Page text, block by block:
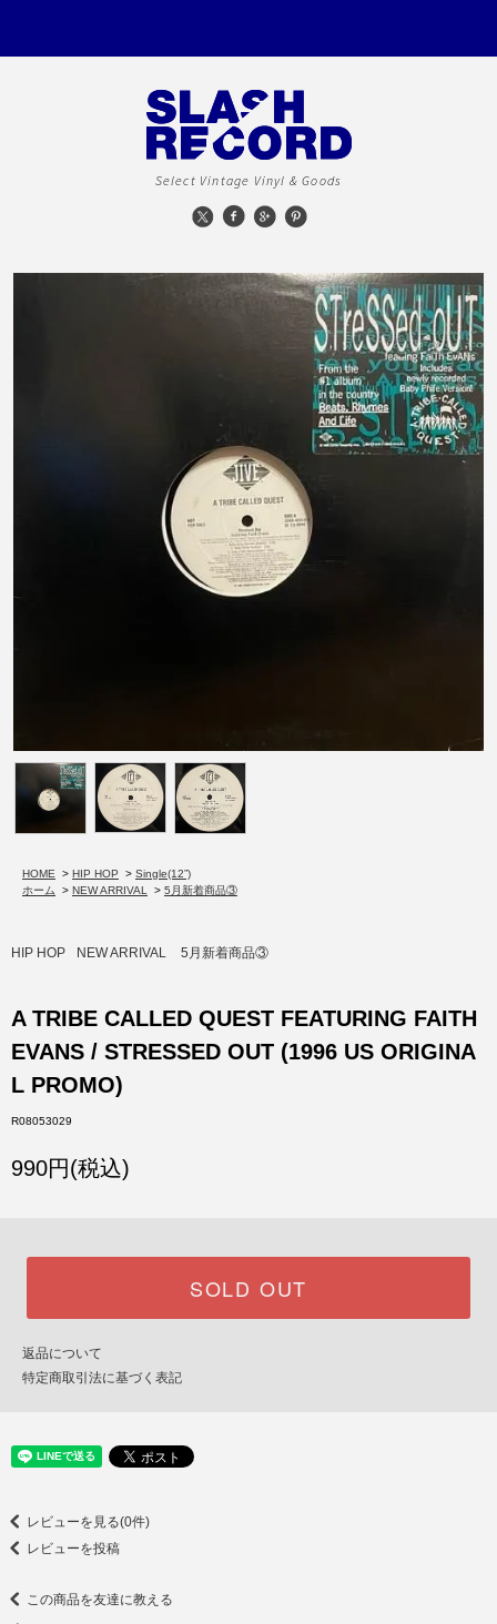
Select Vintage Vinyl & Goods
HOME > HIP HOP > Single(12”)
ホーム
> NEW ARRIVAL > 5月新着商品③
HIP HOP NEW ARRIVAL 5月新着商品③
A TRIBE CALLED QUEST FEATURING FAITH
EVANS / STRESSED OUT (1996 US ORIGINA
L PROMO)
R08053029
990円(税込)
SOLD OUT
返品について
特定商取引法に基づく表記
レビューを見る(0件)
レビューを投稿
この商品を友達に教える